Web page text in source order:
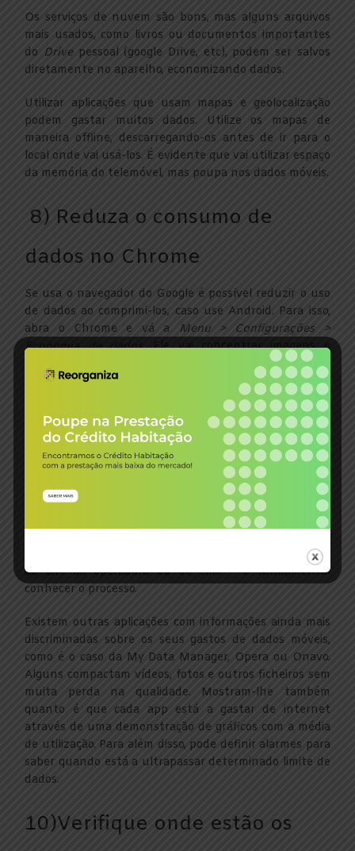
Os serviços de nuvem são bons, mas alguns arquivos
mais usados, como livros ou documentos importantes
do Drive pessoal (google Drive, etc), podem ser salvos
diretamente no aparelho, economizando dados.
Utilizar aplicações que usam mapas e geolocalização
podem gastar muitos dados. Utilize os mapas de
maneira offline, descarregando-os antes de ir para o
local onde vai usá-los. É evidente que vai utilizar espaço
da memória do telemóvel, mas poupa nos dados móveis.
8) Reduza o consumo de
dados no Chrome
Se usa o navegador do Google é possível reduzir o uso
de dados ao comprimi-los, caso use Android. Para isso,
abra o Chrome e vá a
Menu > Configurações >
Economia de dados. Ele vai concentrar imagens e
outros ficheiros de que não precisa e que lhe estão a
consumir dados.
9) Tenha uma app de gestão
de dados – controle os gastos!
A sua operadora disponibiliza-lhe informação relativa a
de dados, minutos e SMS grátis que
a cada tarifário. Pode fazê-lo por meio de uma aplicação,
do site da operadora ou de sms – é fundamental
conhecer o processo.
Existem outras aplicações com informações ainda mais
discriminadas sobre os seus gastos de dados móveis,
como é o caso da My Data Manager, Opera ou Onavo.
Alguns compactam vídeos, fotos e outros ficheiros sem
muita perda na qualidade. Mostram-lhe também
quanto é que cada app está a gastar de internet
através de uma demonstração de gráficos com a média
de utilização. Para além disso, pode definir alarmes para
saber quando está a ultrapassar determinado limite de
dados.
10)Verifique onde estão os